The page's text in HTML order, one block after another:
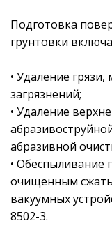
Подготовка
грунтовки
• Удаление
загрязнений;
• Удаление
абразивной
• Обеспыливание
очищенным
вакуумных
8502-3.